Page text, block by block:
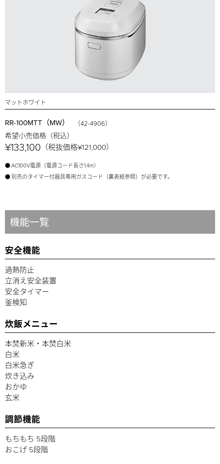
マットホワイト
RR-100MTT（MW） （42-4906）
希望小売価格（税込）
¥133,100 （税抜価格¥121,000）
●AC100V電源（電源コード長さ1.4m）
● 別売のタイマー付器具専用ガスコード（裏表紙参照）が必要です。
機能一覧
安全機能
過熱防止
立消え安全装置
安全タイマー
釜検知
炊飯メニュー
本焚新米・本焚白米
白米
白米急ぎ
炊き込み
おかゆ
玄米
調節機能
もちもち 5段階
おこげ 5段階